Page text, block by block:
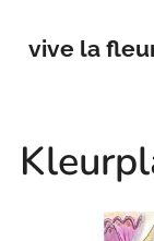
vive la